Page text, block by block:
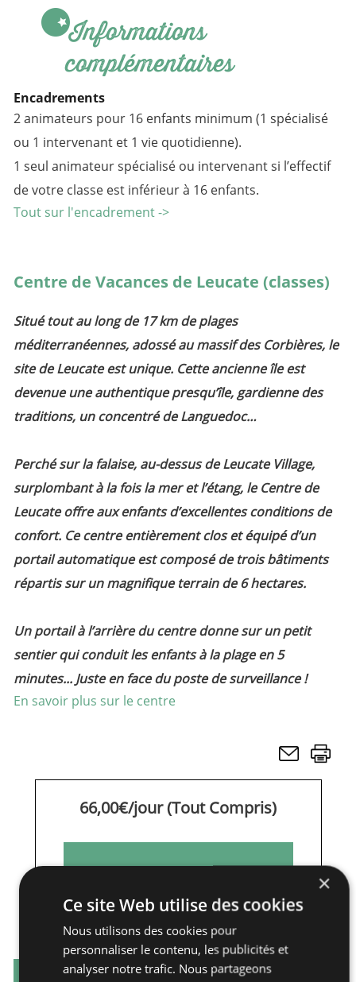
Informations
complémentaires
Encadrements
2 animateurs pour 16 enfants minimum (1 spécialisé
ou 1 intervenant et 1 vie quotidienne).
1 seul animateur spécialisé ou intervenant si l’effectif
de votre classe est inférieur à 16 enfants.
Tout sur l'encadrement ->
Centre de Vacances de Leucate (classes)
Situé tout au long de 17 km de plages
méditerranéennes, adossé au massif des Corbières, le
site de Leucate est unique. Cette ancienne île est
devenue une authentique presqu’île, gardienne des
traditions, un concentré de Languedoc…
Perché sur la falaise, au-dessus de Leucate Village,
surplombant à la fois la mer et l’étang, le Centre de
Leucate offre aux enfants d’excellentes conditions de
confort. Ce centre entièrement clos et équipé d’un
portail automatique est composé de trois bâtiments
répartis sur un magnifique terrain de 6 hectares.
Un portail à l’arrière du centre donne sur un petit
sentier qui conduit les enfants à la plage en 5
minutes... Juste en face du poste de surveillance !
En savoir plus sur le centre
66,00€/jour (Tout Compris)
Demande de devis
Télécharger la fiche technique
×
Ce site Web utilise des cookies
Nous utilisons des cookies pour
personnaliser le contenu, les publicités et
analyser notre trafic. Nous partageons